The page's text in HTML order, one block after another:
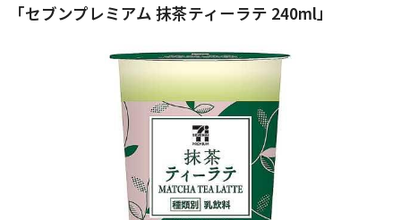
「セブンプレミアム 抹茶ティーラテ 240ml」